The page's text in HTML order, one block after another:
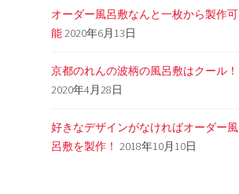
オーダー風呂敷なんと一枚から製作可
能2020年6月13日
京都のれんの波柄の風呂敷はクール！
2020年4月28日
好きなデザインがなければオーダー風
呂敷を製作！ 2018年10月10日